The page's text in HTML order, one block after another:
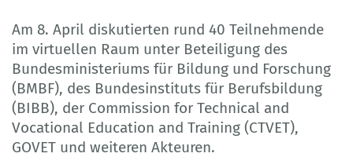
Am 8. April diskutierten rund 40 Teilnehmende
im virtuellen Raum unter Beteiligung des
Bundesministeriums für Bildung und Forschung
(BMBF), des Bundesinstituts für Berufsbildung
(BIBB), der Commission for Technical and
Vocational Education and Training (CTVET),
GOVET und weiteren Akteuren.